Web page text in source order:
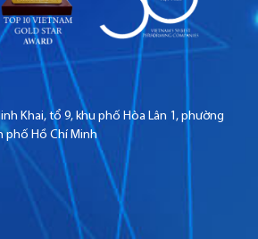
Khai, tổ 9, khu phố Hòa Lân 1, phường
phố Hồ Chí Minh